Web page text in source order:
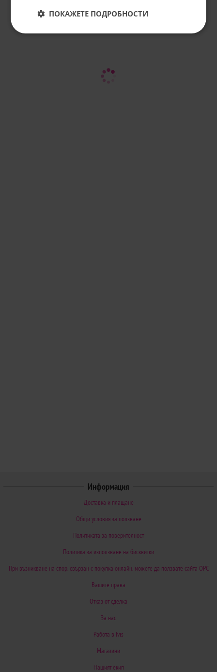
Информация
Доставка и плащане
Общи условия за ползване
Политиката за поверителност
Политика за използване на бисквитки
При възникване на спор, свързан с покупка онлайн, можете да ползвате сайта ОРС
Вашите права
Отказ от сделка
За нас
Работа в Ivis
Магазини
Нашият екип
ПОКАЖЕТЕ ПОДРОБНОСТИ